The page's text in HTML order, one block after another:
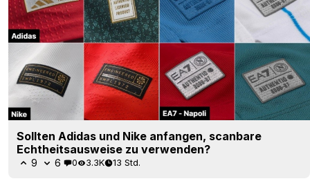
Sollten Adidas und Nike anfangen, scanbare
Echtheitsausweise zu verwenden?
9 6 0 3.3K 13 Std.